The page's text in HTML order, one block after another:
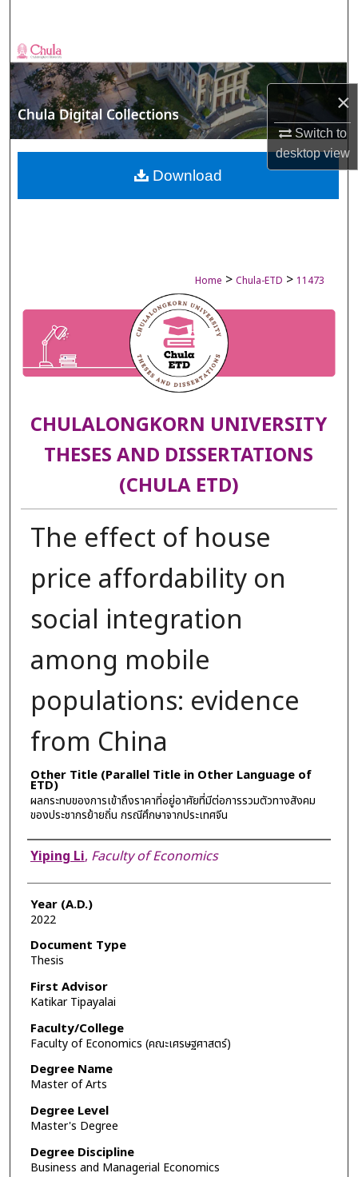
×
Switch to
desktopview
Browse Collections
My Account
About
Digital Commons Network™
Home > Chula-ETD > 11473
CHULALONGKORN UNIVERSITY
THESES AND DISSERTATIONS
(CHULA ETD)
The effect of house
price affordability on
social integration
among mobile
populations: evidence
from China
Other Title (Parallel Title in Other Language of
ETD)
ผลกระทบของการเข้าถึงราคาที่อยู่อาศัยที่มีต่อการรวมตัวทางสังคม
ของประชากรย้ายถิ่น กรณีศึกษาจากประเทศจีน
Author
Yiping Li, Faculty of Economics
Year (A.D.)
2022
Document Type
Thesis
First Advisor
Katikar Tipayalai
Faculty/College
Faculty of Economics (คณะเศรษฐศาสตร์)
Degree Name
Master of Arts
Degree Level
Master's Degree
Degree Discipline
Business and Managerial Economics
Download